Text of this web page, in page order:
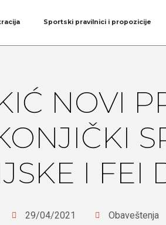
Sportski pravilnici i propozicije
NOVI
I FEI
29/04/2021 Obaveštenja